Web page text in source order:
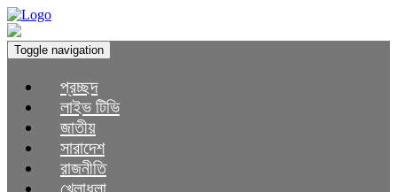
Toggle navigation
প্রচ্ছদ
লাইভ টিভি
জাতীয়
সারাদেশ
রাজনীতি